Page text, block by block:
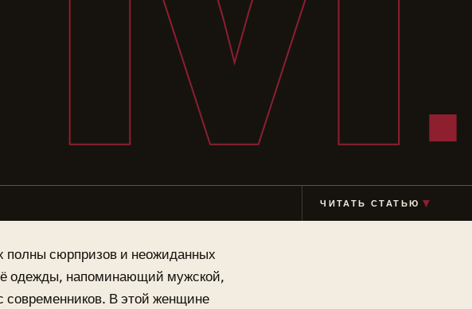
ЧИТАТЬ СТАТЬЮ ▼
полны сюрпризов и неожиданных
одежды, напоминающий мужской,
современников. В этой женщине